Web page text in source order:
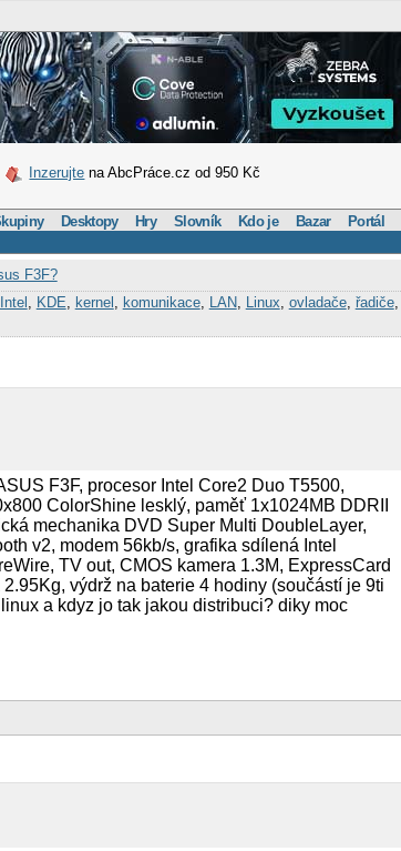
Inzerujte na AbcPráce.cz od 950 Kč
Desktopy Hry Slovník Kdo je Bazar Portál
F3F?
Intel KDE kernel komunikace, LAN, Linux ovladače, řadiče,
F3F, procesor Intel Core2 Duo T5500,
ColorShine lesklý, paměť 1x1024MB DDRII
mechanika DVD Super Multi DoubleLayer,
v2, modem 56kb/s, grafika sdílená Intel
TV out, CMOS kamera 1.3M, ExpressCard
výdrž na baterie 4 hodiny (součástí je 9ti
a kdyz jo tak jakou distribuci? diky moc